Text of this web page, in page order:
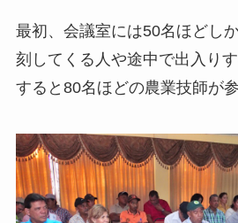
最初、会議室には50名ほどし
刻してくる人や途中で出入り
すると80名ほどの農業技師が